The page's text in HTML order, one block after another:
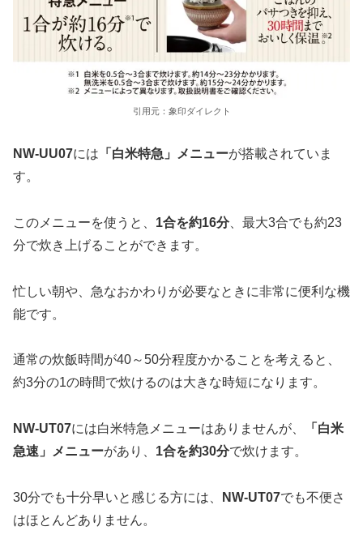
引用元：象印ダイレクト
NW-UU07には 「白米特急」メニューが搭載されていま
す。
このメニューを使うと、 1合を約16分、最大3合でも約23
分で炊き上げることができます。
忙しい朝や、急なおかわりが必要なときに非常に便利な機
能です。
通常の炊飯時間が40～50分程度かかることを考えると、
約3分の1の時間で炊けるのは大きな時短になります。
NW-UT07には白米特急メニューはありませんが、
「白米
急速」メニューがあり、 1合を約30分で炊けます。
30分でも十分早いと感じる方には、 NW-UT07でも不便さ
はほとんどありません。